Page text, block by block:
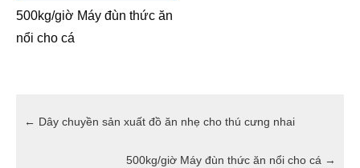
500kg/giờ Máy đùn thức ăn
nổi cho cá
← Dây chuyền sản xuất đồ ăn nhẹ cho thú cưng nhai
500kg/giờ Máy đùn thức ăn nổi cho cá →